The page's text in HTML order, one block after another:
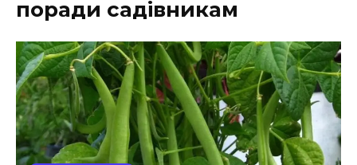
поради садівникам